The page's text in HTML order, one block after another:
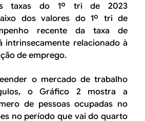
taxas do 1º tri de 2023
dos valores do 1º tri de
recente da taxa de
intrinsecamente relacionado à
de emprego.
o mercado de trabalho
o Gráfico 2 mostra a
de pessoas ocupadas no
no período que vai do quarto